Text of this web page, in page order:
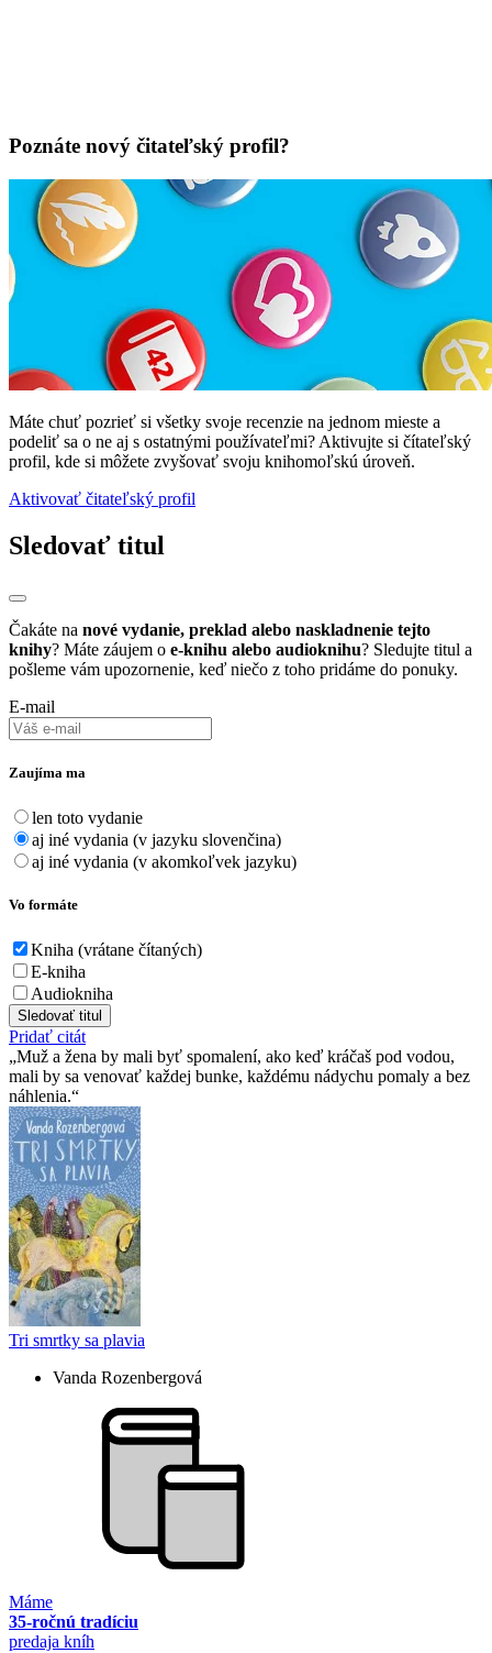
Poznáte nový čitateľský profil?
Máte chuť pozrieť si všetky svoje recenzie na jednom mieste a
podeliť sa o ne aj s ostatnými používateľmi? Aktivujte si čítateľský
profil, kde si môžete zvyšovať svoju knihomoľskú úroveň.
Aktivovať čitateľský profil
Sledovať titul
Čakáte na nové vydanie, preklad alebo naskladnenie tejto
knihy? Máte záujem o e-knihu alebo audioknihu? Sledujte titul a
pošleme vám upozornenie, keď niečo z toho pridáme do ponuky.
E-mail
Zaujíma ma
len toto vydanie
aj iné vydania (v jazyku slovenčina)
aj iné vydania (v akomkoľvek jazyku)
Vo formáte
Kniha (vrátane čítaných)
E-kniha
Audiokniha
Sledovať titul
Pridať citát
Muž a žena by mali byť spomalení, ako keď kráčaš pod vodou,
mali by sa venovať každej bunke, každému nádychu pomaly a bez
náhlenia.
Tri smrtky sa plavia
Vanda Rozenbergová
Máme
35-ročnú tradíciu
predaja kníh